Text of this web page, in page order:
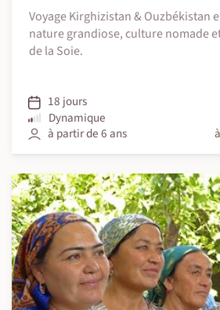
Voyage Kirghizistan & Ouzbékistan
nature grandiose, culture nomade
de la Soie.
18 jours
Dynamique
à partir de 6 ans